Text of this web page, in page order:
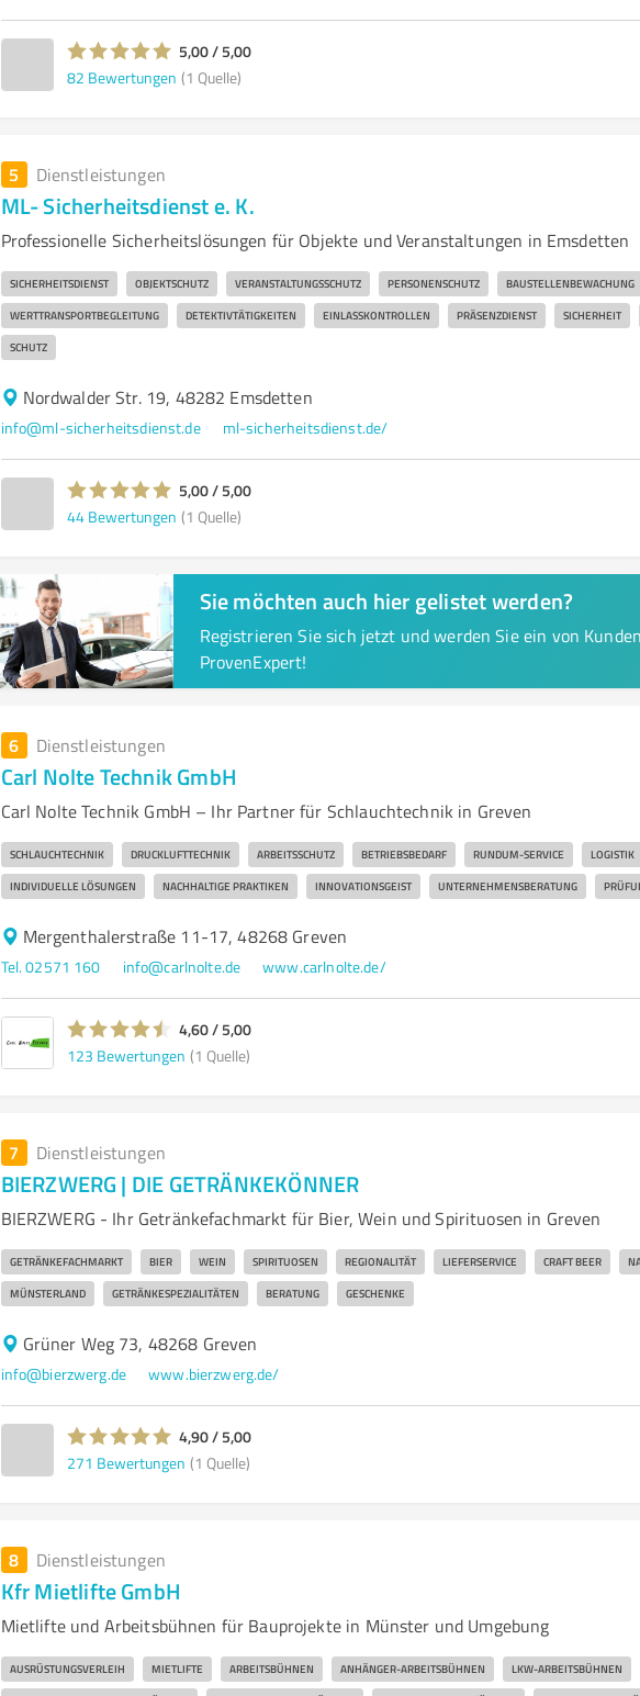
5,00 / 5,00
82 Bewertungen (1 Quelle)
5 Dienstleistungen
ML- Sicherheitsdienst e. K.
Professionelle Sicherheitslösungen für Objekte und Veranstaltungen in Emsdetten
SICHERHEITSDIENST OBJEKTSCHUTZ VERANSTALTUNGSSCHUTZ PERSONENSCHUTZ BAUSTELLENBEWACHUNG
WERTTRANSPORTBEGLEITUNG DETEKTIVTÄTIGKEITEN EINLASSKONTROLLEN PRÄSENZDIENST SICHERHEIT
SCHUTZ
Nordwalder Str. 19, 48282 Emsdetten
info@ml-sicherheitsdienst.de ml-sicherheitsdienst.de/
5,00 / 5,00
44 Bewertungen (1 Quelle)
Sie möchten auch hier gelistet werden?
Registrieren Sie sich jetzt und werden Sie ein von
ProvenExpert!
6 Dienstleistungen
Carl Nolte Technik GmbH
Carl Nolte Technik GmbH – Ihr Partner für Schlauchtechnik in Greven
SCHLAUCHTECHNIK DRUCKLUFTTECHNIK ARBEITSSCHUTZ BETRIEBSBEDARF RUNDUM-SERVICE LOGISTIK
INDIVIDUELLE LÖSUNGEN NACHHALTIGE PRAKTIKEN INNOVATIONSGEIST UNTERNEHMENSBERATUNG
Mergenthalerstraße 11-17, 48268 Greven
Tel. 02571 160 info@carlnolte.de www.carlnolte.de/
4,60 / 5,00
123 Bewertungen (1 Quelle)
7 Dienstleistungen
BIERZWERG | DIE GETRÄNKEKÖNNER
BIERZWERG - Ihr Getränkefachmarkt für Bier, Wein und Spirituosen in Greven
GETRÄNKEFACHMARKT BIER WEIN SPIRITUOSEN REGIONALITÄT LIEFERSERVICE CRAFT BEER
MÜNSTERLAND GETRÄNKESPEZIALITÄTEN BERATUNG GESCHENKE
Grüner Weg 73, 48268 Greven
info@bierzwerg.de www.bierzwerg.de/
4,90 / 5,00
271 Bewertungen (1 Quelle)
8 Dienstleistungen
Kfr Mietlifte GmbH
Mietlifte und Arbeitsbühnen für Bauprojekte in Münster und Umgebung
AUSRÜSTUNGSVERLEIH MIETLIFTE ARBEITSBÜHNEN ANHÄNGER-ARBEITSBÜHNEN LKW-ARBEITSBÜHNEN